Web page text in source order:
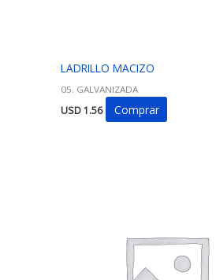
LADRILLO MACIZO
05. GALVANIZADA
USD1.56 Comprar